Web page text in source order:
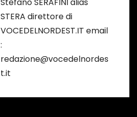
Stefano SERAFINI alias
STERA direttore di
VOCEDELNORDEST.IT email
:
redazione@vocedelnordes
t.it